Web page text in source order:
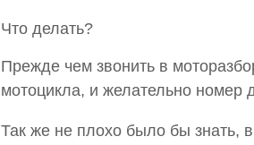
Что делать?
Прежде чем звонить в
мотоцикла, и желательно номер
Так же не плохо было бы знать,